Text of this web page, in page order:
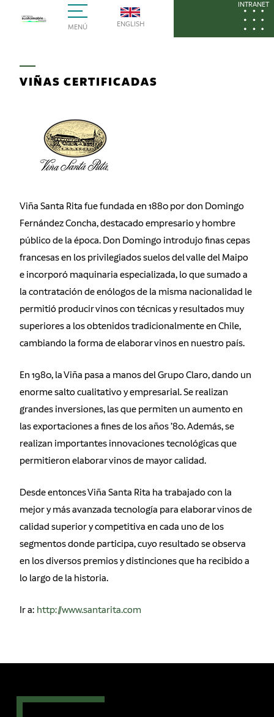
MENÚ ENGLISH
INTRANET
VIÑAS CERTIFICADAS
Viña Santa Rita fue fundada en 1880 por don Domingo
Fernández Concha, destacado empresario y hombre
público de la época. Don Domingo introdujo finas cepas
francesas en los privilegiados suelos del valle del Maipo
e incorporó maquinaria especializada, lo que sumado a
la contratación de enólogos de la misma nacionalidad le
permitió producir vinos con técnicas y resultados muy
superiores a los obtenidos tradicionalmente en Chile,
cambiando la forma de elaborar vinos en nuestro país.
En 1980, la Viña pasa a manos del Grupo Claro, dando un
enorme salto cualitativo y empresarial. Se realizan
grandes inversiones, las que permiten un aumento en
las exportaciones a fines de los años ’80. Además, se
realizan importantes innovaciones tecnológicas que
permitieron elaborar vinos de mayor calidad.
Desde entonces Viña Santa Rita ha trabajado con la
mejor y más avanzada tecnología para elaborar vinos de
calidad superior y competitiva en cada uno de los
segmentos donde participa, cuyo resultado se observa
en los diversos premios y distinciones que ha recibido a
lo largo de la historia.
Ir a: http://www.santarita.com